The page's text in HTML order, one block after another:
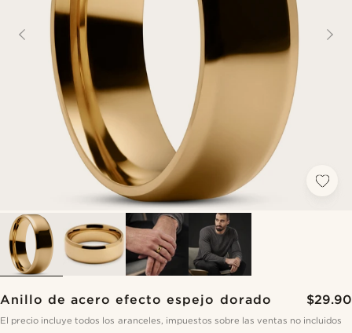
Anillo de acero efecto espejo dorado $29.90
El precio incluye todos los aranceles, impuestos sobre las ventas no incluidos